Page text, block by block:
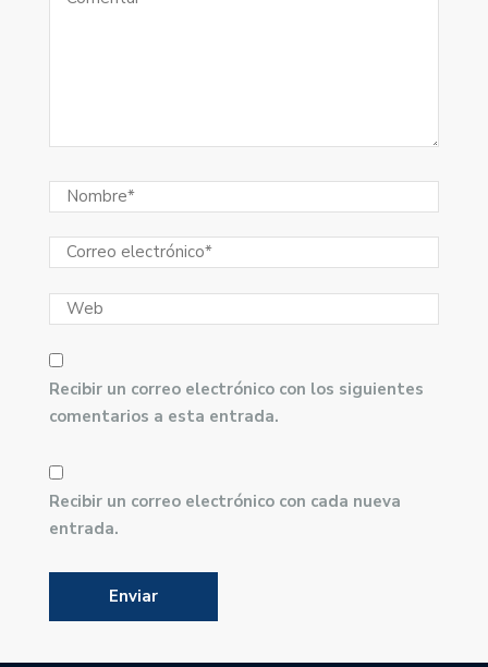
Recibir un correo electrónico con los siguientes
comentarios a esta entrada.
Recibir un correo electrónico con cada nueva
entrada.